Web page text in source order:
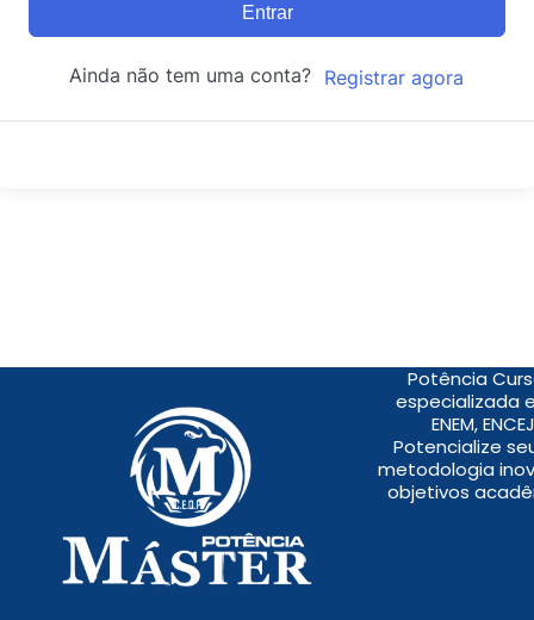
Entrar
Ainda não tem uma conta? Registrar agora
Potência
especializada
ENEM,
Potencialize
metodologia
objetivos